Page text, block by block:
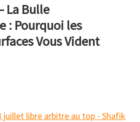
La Bulle
: Pourquoi les
Vous Vident